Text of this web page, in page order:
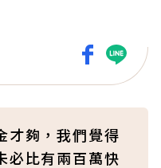
才夠，我們覺得
必比有兩百萬快